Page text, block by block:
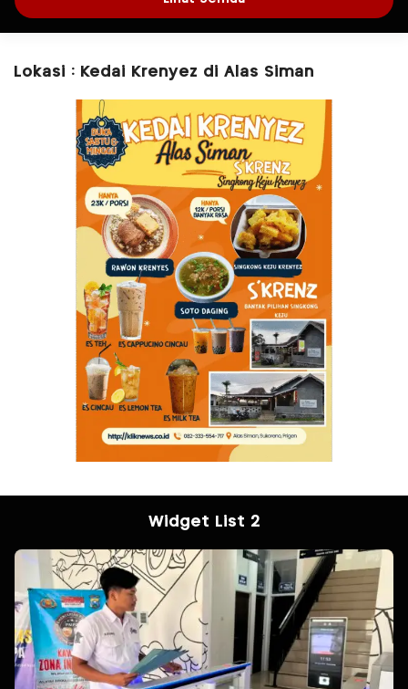
Lokasi : Kedai Krenyez di Alas Siman
Widget List 2